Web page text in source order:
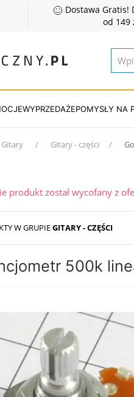
Dostawa Gratis!
od 149
WYPRZEDAŻEPOMYSŁY NA
Gitary Gitary - części
produkt został wycofany z
W GRUPIEGITARY - CZĘŚCI
500k